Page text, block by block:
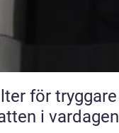
för tryggare
i vardagen